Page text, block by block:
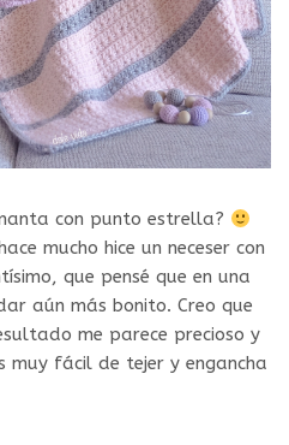
con punto estrella?
mucho hice un neceser con
que pensé que en una
aún más bonito. Creo que
me parece precioso y
muy fácil de tejer y engancha